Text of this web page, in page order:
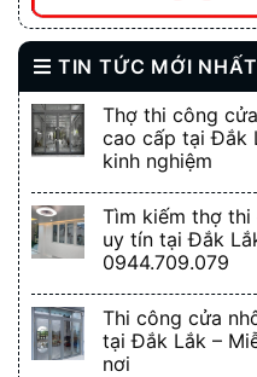
TIN TỨC MỚI NHẤT
Thợ thi công
cao cấp tại Đắk
kinh nghiệm
Tìm kiếm thợ thi
uy tín tại Đắk
0944.709.079
Thi công cửa
tại Đắk Lắk –
nơi